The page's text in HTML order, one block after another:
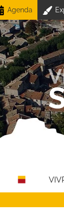
Agenda